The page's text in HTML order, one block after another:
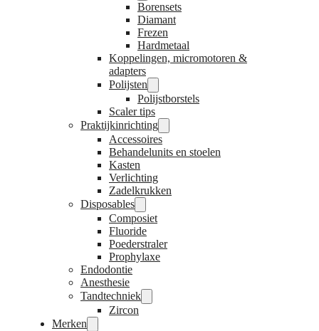
Borensets
Diamant
Frezen
Hardmetaal
Koppelingen, micromotoren &
adapters
Polijsten
Polijstborstels
Scaler tips
Praktijkinrichting
Accessoires
Behandelunits en stoelen
Kasten
Verlichting
Zadelkrukken
Disposables
Composiet
Fluoride
Poederstraler
Prophylaxe
Endodontie
Anesthesie
Tandtechniek
Zircon
Merken